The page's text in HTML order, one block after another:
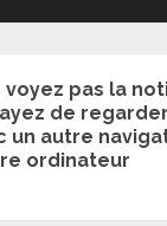
voyez pas la
de
un autre
ordinateur